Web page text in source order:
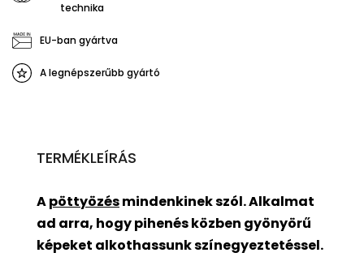
technika
EU-ban gyártva
A legnépszerűbb gyártó
TERMÉKLEÍRÁS
Apöttyözésmindenkinek szól. Alkalmat
ad arra, hogy pihenés közben gyönyörű
képeket alkothassunk színegyeztetéssel.